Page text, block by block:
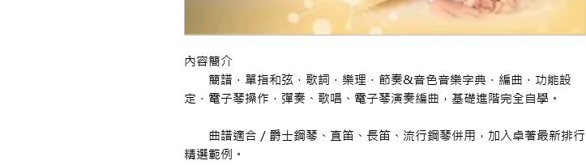
內容簡介
簡譜．單指和弦．歌詞．樂理．節奏&音色音樂字典．編曲．功能設
定．電子琴操作．彈奏、歌唱、電子琴演奏編曲，基礎進階完全自學。
曲譜適合／爵士鋼琴、直笛、長笛、流行鋼琴併用，加入卓著最新排行
精選範例。